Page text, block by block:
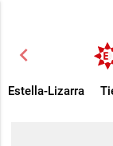
chevron_left
Estella-Lizarra